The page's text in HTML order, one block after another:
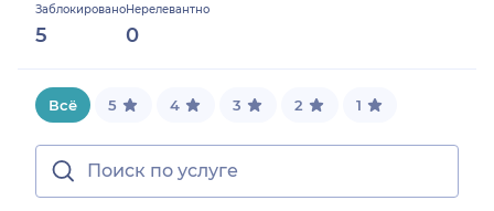
Заблокировано
5
Нерелевантно
0
6.25%
Всё 5 4 3 2 1